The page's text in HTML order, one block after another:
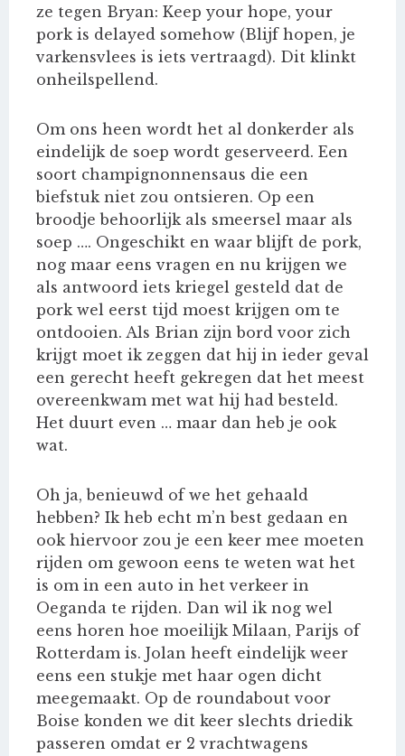
ze tegen Bryan: Keep your hope, your
pork is delayed somehow (Blijf hopen, je
varkensvlees is iets vertraagd). Dit klinkt
onheilspellend.
Om ons heen wordt het al donkerder als
eindelijk de soep wordt geserveerd. Een
soort champignonnensaus die een
biefstuk niet zou ontsieren. Op een
broodje behoorlijk als smeersel maar als
soep …. Ongeschikt en waar blijft de pork,
nog maar eens vragen en nu krijgen we
als antwoord iets kriegel gesteld dat de
pork wel eerst tijd moest krijgen om te
ontdooien. Als Brian zijn bord voor zich
krijgt moet ik zeggen dat hij in ieder geval
een gerecht heeft gekregen dat het meest
overeenkwam met wat hij had besteld.
Het duurt even … maar dan heb je ook
wat.
Oh ja, benieuwd of we het gehaald
hebben? Ik heb echt m’n best gedaan en
ook hiervoor zou je een keer mee moeten
rijden om gewoon eens te weten wat het
is om in een auto in het verkeer in
Oeganda te rijden. Dan wil ik nog wel
eens horen hoe moeilijk Milaan, Parijs of
Rotterdam is. Jolan heeft eindelijk weer
eens een stukje met haar ogen dicht
meegemaakt. Op de roundabout voor
Boise konden we dit keer slechts driedik
passeren omdat er 2 vrachtwagens